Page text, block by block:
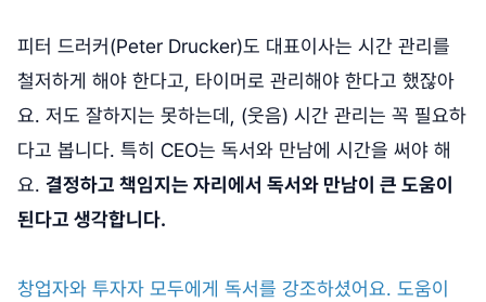
피터 드러커(Peter Drucker)도 대표이사는 시간 관리를
철저하게 해야 한다고, 타이머로 관리해야 한다고 했잖아
요. 저도 잘하지는 못하는데, (웃음) 시간 관리는 꼭 필요하
다고 봅니다. 특히 CEO는 독서와 만남에 시간을 써야 해
요. 결정하고 책임지는 자리에서 독서와 만남이 큰 도움이
된다고 생각합니다.
창업자와 투자자 모두에게 독서를 강조하셨어요. 도움이